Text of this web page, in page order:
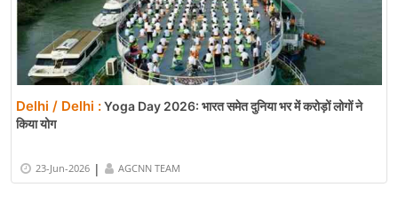
Delhi / Delhi :Yoga Day 2026: भारत समेत दुनिया भर में करोड़ों लोगों ने
किया योग
23-Jun-2026 | AGCNN TEAM